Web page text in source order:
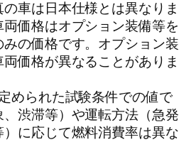
車は日本仕様とは異なりま
価格はオプション装備等を
の価格です。オプション装
価格が異なることがありま
められた試験条件での値で
渋滞等）や運転方法（急発
に応じて燃料消費率は異な